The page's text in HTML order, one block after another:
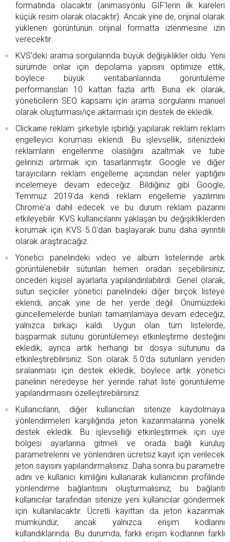
formatında olacaktır (animasyonlu GIF'lerin ilk kareleri
küçük resim olarak olacaktır). Ancak yine de, orijinal olarak
yüklenen görüntünün orijinal formatta izlenmesine izin
verecektir.
KVS'deki arama sorgularında büyük değişiklikler oldu. Yeni
sürümde onlar için depolama yapısını optimize ettik,
böylece büyük veritabanlarında görüntüleme
performansları 10 kattan fazla arttı. Buna ek olarak,
yöneticilerin SEO kapsamı için arama sorgularını manuel
olarak oluşturması/içe aktarması için destek de ekledik.
Clickaine reklam şirketiyle işbirliği yapılarak reklam reklam
engelleyici koruması eklendi. Bu işlevsellik, sitenizdeki
reklamların engellenme olasılığını azaltmak ve tube
gelirinizi artırmak için tasarlanmıştır. Google ve diğer
tarayıcıların reklam engelleme açısından neler yaptığını
incelemeye devam edeceğiz. Bildiğiniz gibi Google,
Temmuz 2019'da kendi reklam engelleme yazılımını
Chrome'a ​​dahil edecek ve bu durum reklam pazarını
etkileyebilir. KVS kullanıcılarını yaklaşan bu değişikliklerden
korumak için KVS 5.0'dan başlayarak bunu daha ayrıntılı
olarak araştıracağız.
Yönetici panelindeki video ve albüm listelerinde artık
görüntülenebilir sütunları hemen oradan seçebilirsiniz;
önceden kişisel ayarlarla yapılandırılabilirdi. Genel olarak,
sütun seçiciler yönetici panelindeki diğer birçok listeye
eklendi, ancak yine de her yerde değil. Önümüzdeki
güncellemelerde bunları tamamlamaya devam edeceğiz,
yalnızca birkaçı kaldı. Uygun olan tüm listelerde,
başparmak sütunu görüntülemeyi etkinleştirme desteğini
ekledik; ayrıca artık herhangi bir dosya sütununu da
etkinleştirebilirsiniz. Son olarak 5.0'da sütunların yeniden
sıralanması için destek ekledik, böylece artık yönetici
panelinin neredeyse her yerinde rahat liste görüntüleme
yapılandırmasını özelleştirebilirsiniz.
Kullanıcıların, diğer kullanıcıları sitenize kaydolmaya
yönlendirmeleri karşılığında jeton kazanmalarına yönelik
destek ekledik. Bu işlevselliği etkinleştirmek için üye
bölgesi ayarlarına gitmeli ve orada bağlı kuruluş
parametrelerini ve yönlendiren ücretsiz kayıt için verilecek
jeton sayısını yapılandırmalısınız. Daha sonra bu parametre
adını ve kullanıcı kimliğini kullanarak kullanıcının profilinde
yönlendirme bağlantısını oluşturmalısınız; bu bağlantı
kullanıcılar tarafından sitenize yeni kullanıcılar göndermek
için kullanılacaktır. Ücretli kayıttan da jeton kazanmak
mümkündür, ancak yalnızca erişim kodlarını
kullandıklarında. Bu durumda, farklı erişim kodlarının farklı